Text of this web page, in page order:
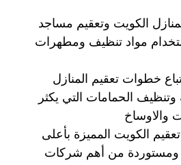
الكويت وتعقيم مساجد
مواد تنظيف ومطهرات
خطوات تعقيم المنازل
وتنظيف الحمامات التي يكثر
والاوساخ
الكويت المميزة بأعلى
ومستوردة من أهم شركات